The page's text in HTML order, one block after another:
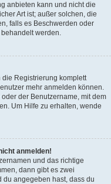
anbieten kann und nicht die
Art ist; außer solchen, die
falls es Beschwerden oder
werden.
die Registrierung komplett
mehr anmelden können.
der Benutzername, mit dem
Um Hilfe zu erhalten, wende
anmelden!
und das richtige
dann gibt es zwei
du angegeben hast, dass du